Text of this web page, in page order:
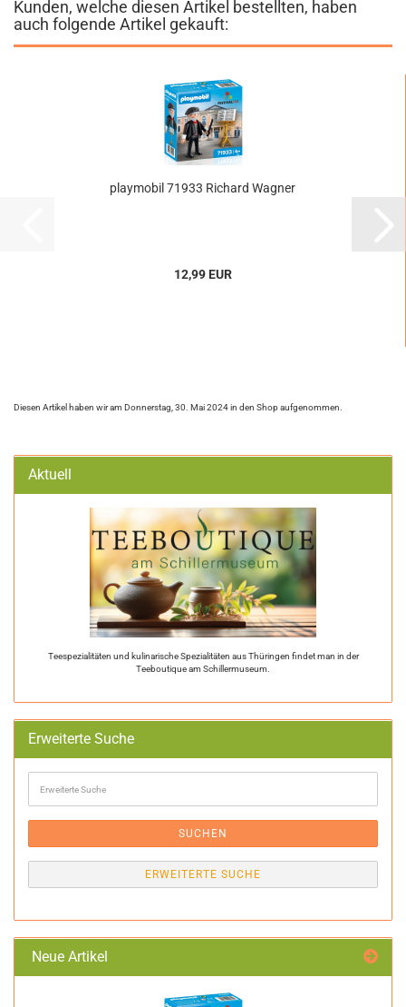
Kunden, welche diesen Artikel bestellten, haben
auch folgende Artikel gekauft:
playmobil 71933 Richard Wagner
12,99 EUR
Diesen Artikel haben wir am Donnerstag, 30. Mai 2024 in den Shop aufgenommen.
Aktuell
Teespezialitäten und kulinarische Spezialitäten aus Thüringen findet man in der
Teeboutique am Schillermuseum.
Erweiterte Suche
Suche
SUCHEN
ERWEITERTE SUCHE
Neue Artikel